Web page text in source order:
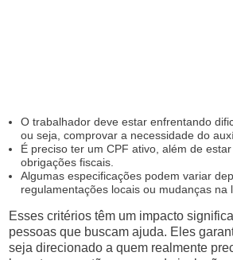
O trabalhador deve estar enfrentando
ou seja, comprovar a necessidade do
É preciso ter um CPF ativo, além de
obrigações fiscais.
Algumas especificações podem variar
regulamentações locais ou mudanças na
Esses critérios têm um impacto
pessoas que buscam ajuda. Eles
seja direcionado a quem realmente